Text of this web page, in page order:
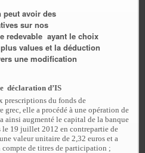
peut avoir des
sur nos
redevable ayant le choix
values et la déduction
une modification
déclaration d’IS
prescriptions du fonds de
grec, elle a procédé à une opération de
augmenté le capital de la banque
19 juillet 2012 en contrepartie de
valeur unitaire de 2,32 euros et a
de titres de participation ;